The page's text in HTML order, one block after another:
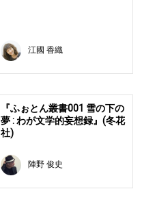
江國 香織
『ふぉとん叢書001 雪の下の
夢 : わが文学的妄想録』(冬花
社)
陣野 俊史